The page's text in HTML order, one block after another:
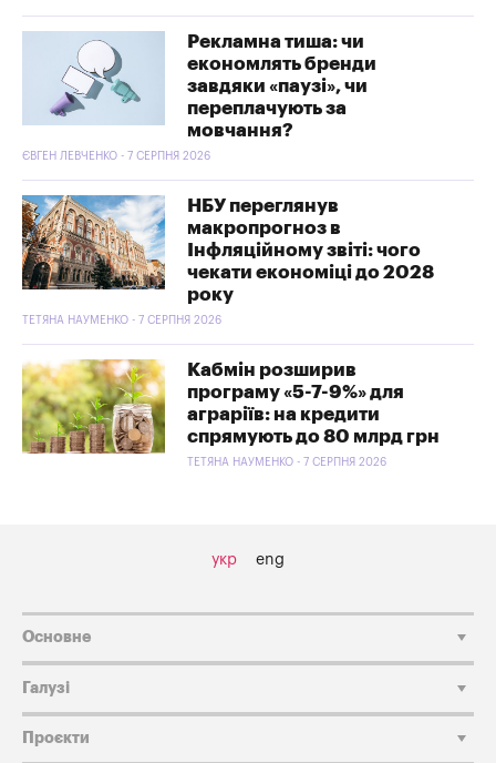
Рекламна тиша: чи
економлять бренди
завдяки «паузі», чи
переплачують за
мовчання?
ЄВГЕН ЛЕВЧЕНКО - 7 СЕРПНЯ 2026
НБУ переглянув
макропрогноз в
Інфляційному звіті: чого
чекати економіці до 2028
року
ТЕТЯНА НАУМЕНКО - 7 СЕРПНЯ 2026
Кабмін розширив
програму «5-7-9%» для
аграріїв: на кредити
спрямують до 80 млрд грн
ТЕТЯНА НАУМЕНКО - 7 СЕРПНЯ 2026
укр eng
Основне
Галузі
Проєкти